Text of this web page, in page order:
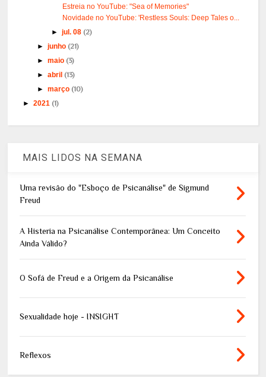
Estreia no YouTube: "Sea of Memories"
Novidade no YouTube: 'Restless Souls: Deep Tales o...
►jul. 08 (2)
►junho (21)
►maio (3)
►abril (13)
►março (10)
►2021 (1)
MAIS LIDOS NA SEMANA
Uma revisão do "Esboço de Psicanálise" de Sigmund
Freud
A Histeria na Psicanálise Contemporânea: Um Conceito
Ainda Válido?
O Sofá de Freud e a Origem da Psicanálise
Sexualidade hoje - INSIGHT
Reflexos